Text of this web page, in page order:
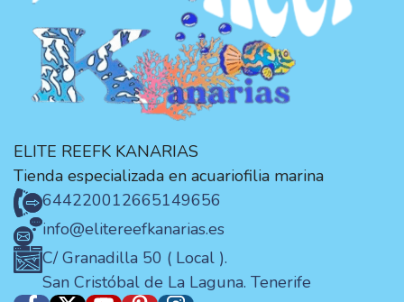
ELITE REEFK KANARIAS
Tienda especializada en acuariofilia marina
644220012665149656
info@elitereefkanarias.es
C/ Granadilla 50 ( Local ).
San Cristóbal de La Laguna. Tenerife